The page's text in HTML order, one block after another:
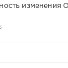
изменения